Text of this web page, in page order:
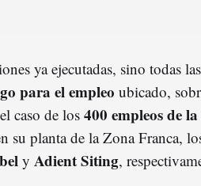
ya ejecutadas, sino todas
para el empleo ubicado,
caso de los 400 empleos de
su planta de la Zona Franca,
y Adient Siting,